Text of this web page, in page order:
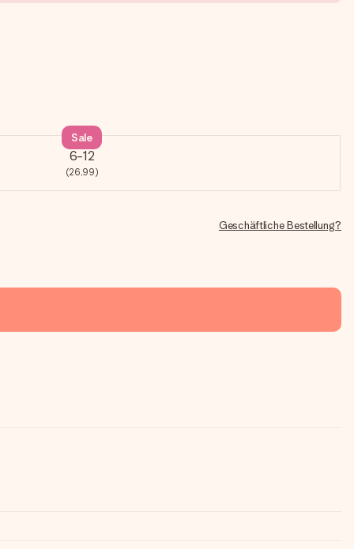
6-12
(26,99)
Sale
Geschäftliche Bestellung?